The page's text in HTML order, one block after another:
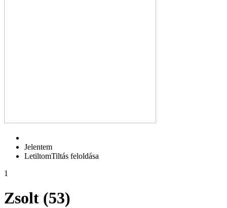
Jelentem
LetiltomTiltás feloldása
1
Zsolt (53)